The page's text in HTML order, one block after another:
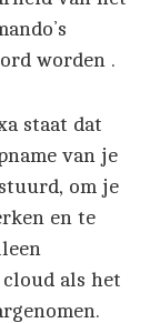
worden .
staat dat
van je
om je
en te
als het